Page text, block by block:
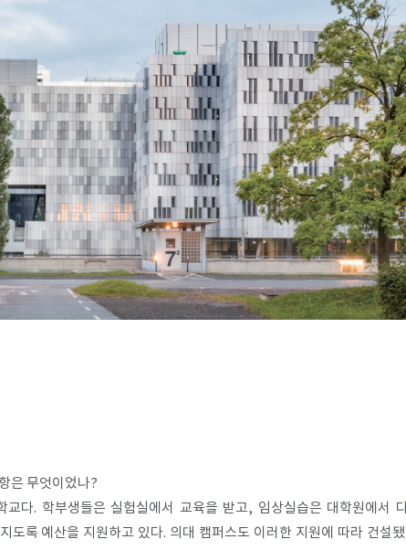
은 무엇이었나?
다. 학부생들은 실험실에서 교육을 받고, 임상실습은 대학원에서
록 예산을 지원하고 있다. 의대 캠퍼스도 이러한 지원에 따라 건설됐